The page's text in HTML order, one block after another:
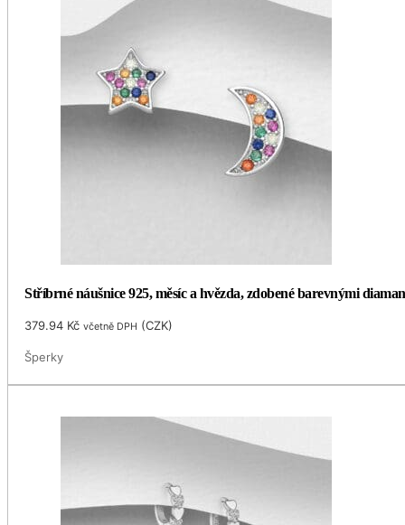
Stříbrné náušnice 925, měsíc a hvězda, zdobené barevnými
379.94 Kč včetně DPH (CZK)
Šperky